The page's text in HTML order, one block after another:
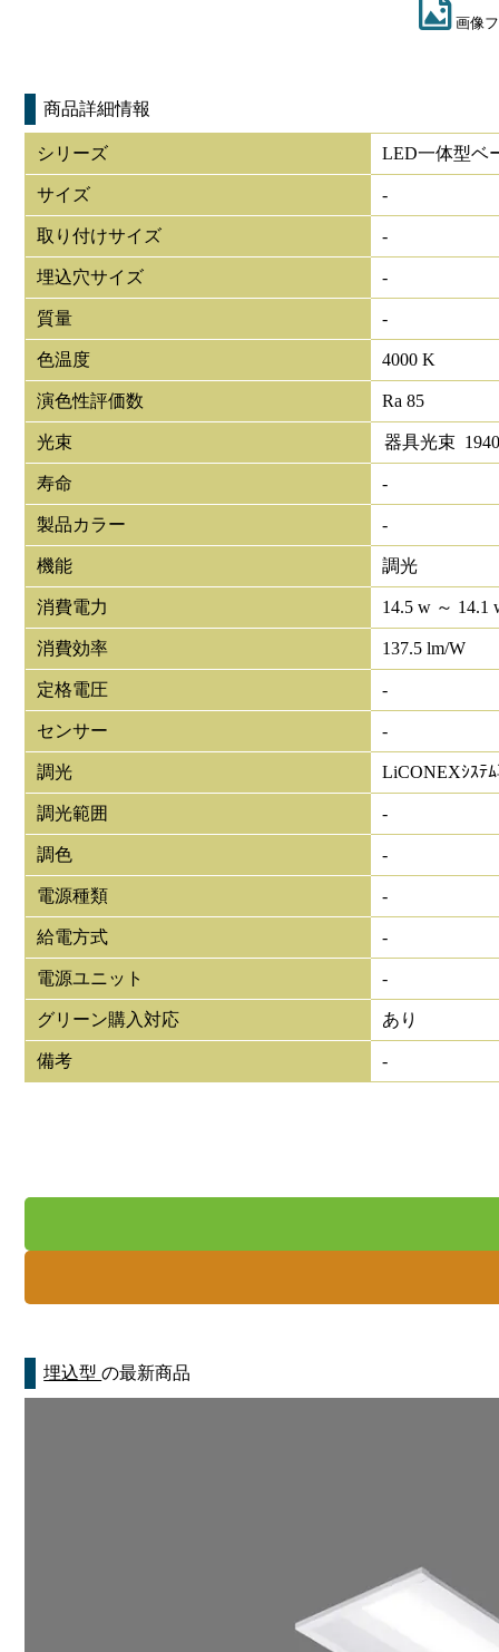
画像
商品詳細情報
シリーズ LED一体型ベ
サイズ -
取り付けサイズ -
埋込穴サイズ -
質量 -
色温度 4000 K
演色性評価数 Ra 85
光束 器具光束
寿命 -
製品カラー -
機能 調光
消費電力 14.5 w ～ 14.1
消費効率 137.5 lm/W
定格電圧 -
センサー -
調光 LiCONEXｼｽﾃ
調光範囲 -
調色 -
電源種類 -
給電方式 -
電源ユニット -
グリーン購入対応 あり
備考 -
埋込型の最新商品